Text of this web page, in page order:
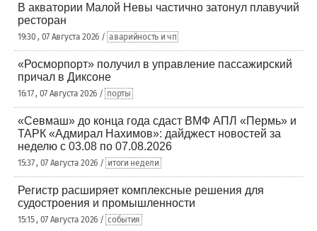
В акватории Малой Невы частично затонул плавучий
ресторан
19:30 , 07 Августа 2026 / аварийность и чп
«Росморпорт» получил в управление пассажирский
причал в Диксоне
16:17 , 07 Августа 2026 / порты
«Севмаш» до конца года сдаст ВМФ АПЛ «Пермь» и
ТАРК «Адмирал Нахимов»: дайджест новостей за
неделю с 03.08 по 07.08.2026
15:37 , 07 Августа 2026 / итоги недели
Регистр расширяет комплексные решения для
судостроения и промышленности
15:15 , 07 Августа 2026 / события